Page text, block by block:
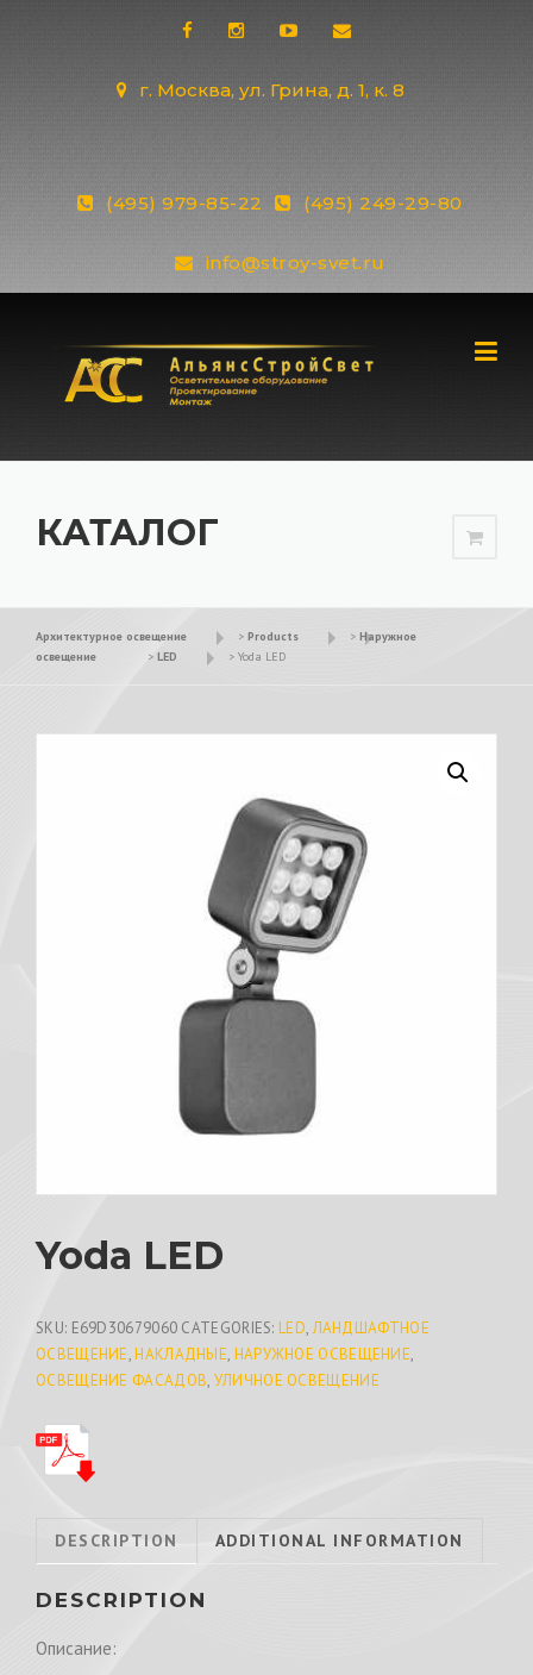
г. Москва, ул. Грина, д. 1, к. 8
(495) 979-85-22 (495) 249-29-80
info@stroy-svet.ru
КАТАЛОГ
Архитектурное освещение > Products > Наружное
освещение
> LED > Yoda LED
Yoda LED
SKU: E69D30679060 CATEGORIES:LED,ЛАНДШАФТНОЕ
ОСВЕЩЕНИЕ,НАКЛАДНЫЕ, НАРУЖНОЕ ОСВЕЩЕНИЕ,
ОСВЕЩЕНИЕ ФАСАДОВ, УЛИЧНОЕ ОСВЕЩЕНИЕ
DESCRIPTION ADDITIONAL INFORMATION
DESCRIPTION
Описание: